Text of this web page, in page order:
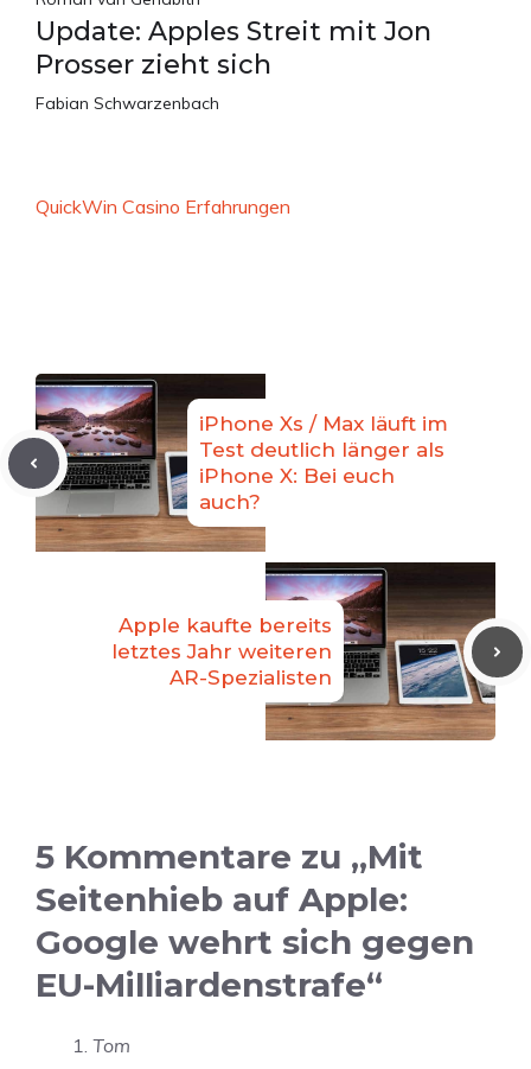
Update: Apples Streit mit Jon
Prosser zieht sich
Fabian Schwarzenbach
QuickWin Casino Erfahrungen
iPhone Xs / Max läuft im
Test deutlich länger als
iPhone X: Bei euch
auch?
Apple kaufte bereits
letztes Jahr weiteren
AR-Spezialisten
5 Kommentare zu „Mit
Seitenhieb auf Apple:
Google wehrt sich gegen
EU-Milliardenstrafe“
Tom